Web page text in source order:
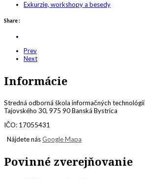
Exkurzie, workshopy a besedy
Share :
Prev
Next
Informácie
Stredná odborná škola informačných technológií
Tajovského 30, 975 90 Banská Bystrica
IČO: 17055431
Nájdete násGoogle Mapa
Povinné zverejňovanie